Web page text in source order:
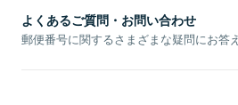
よくあるご質問・お問い合わせ
郵便番号に関するさまざまな疑問にお答